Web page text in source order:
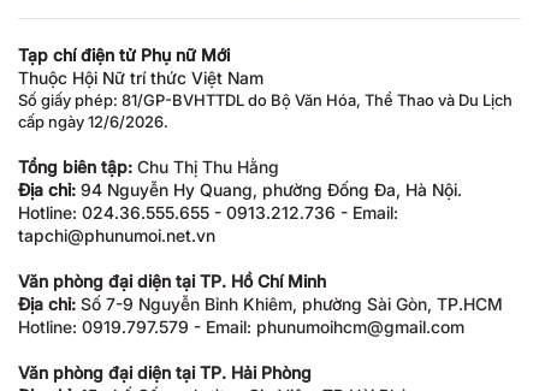
Tạp chí điện tử Phụ nữ Mới
Thuộc Hội Nữ trí thức Việt Nam
Số giấy phép: 81/GP-BVHTTDL do Bộ Văn Hóa, Thể Thao và Du Lịch
cấp ngày 12/6/2026.
Tổng biên tập: Chu Thị Thu Hằng
Địa chỉ: 94 Nguyễn Hy Quang, phường Đống Đa, Hà Nội.
Hotline: 024.36.555.655 - 0913.212.736 - Email:
tapchi@phunumoi.net.vn
Văn phòng đại diện tại TP. Hồ Chí Minh
Địa chỉ: Số 7-9 Nguyễn Bỉnh Khiêm, phường Sài Gòn, TP.HCM
Hotline: 0919.797.579 - Email: phunumoihcm@gmail.com
Văn phòng đại diện tại TP. Hải Phòng